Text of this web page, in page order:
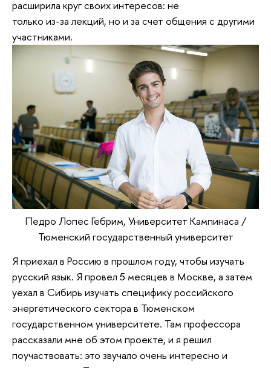
расширила круг своих интересов: не
только из-за лекций, но и за счет общения с другими
участниками.
Педро Лопес Гебрим, Университет Кампинаса /
Тюменский государственный университет
Я приехал в Россию в прошлом году, чтобы изучать
русский язык. Я провел 5 месяцев в Москве, а затем
уехал в Сибирь изучать специфику российского
энергетического сектора в Тюменском
государственном университете. Там профессора
рассказали мне об этом проекте, и я решил
поучаствовать: это звучало очень интересно и